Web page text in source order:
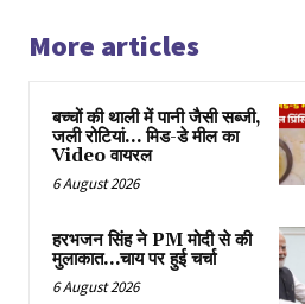
More articles
बच्चों की थाली में पानी जैसी सब्जी,
जली रोटियां… मिड-डे मील का
Video वायरल
6 August 2026
हरभजन सिंह ने PM मोदी से की
मुलाकात…चाय पर हुई चर्चा
6 August 2026